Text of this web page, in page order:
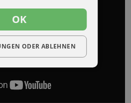
OK
ODER ABLEHNEN